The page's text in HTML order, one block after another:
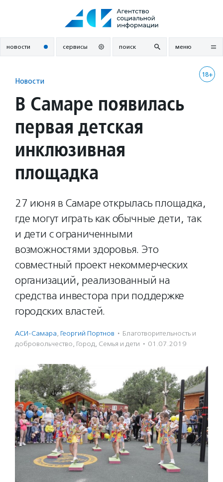
новости сервисы поиск меню
18+
Новости
В Самаре появилась
первая детская
инклюзивная
площадка
27 июня в Самаре открылась площадка,
где могут играть как обычные дети, так
и дети с ограниченными
возможностями здоровья. Это
совместный проект некоммерческих
организаций, реализованный на
средства инвестора при поддержке
городских властей.
АСИ-Самара, Георгий Портнов · Благотвори­тель­ность и
доброволь­чест­во, Город, Семья и дети · 01.07.2019